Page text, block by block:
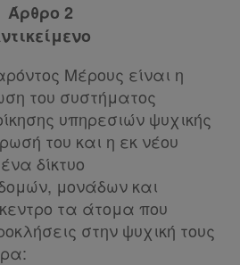
Άρθρο 2
Μέρους είναι η
του συστήματος
υπηρεσιών ψυχικής
του και η εκ νέου
δίκτυο
μονάδων και
τα άτομα που
στην ψυχική τους